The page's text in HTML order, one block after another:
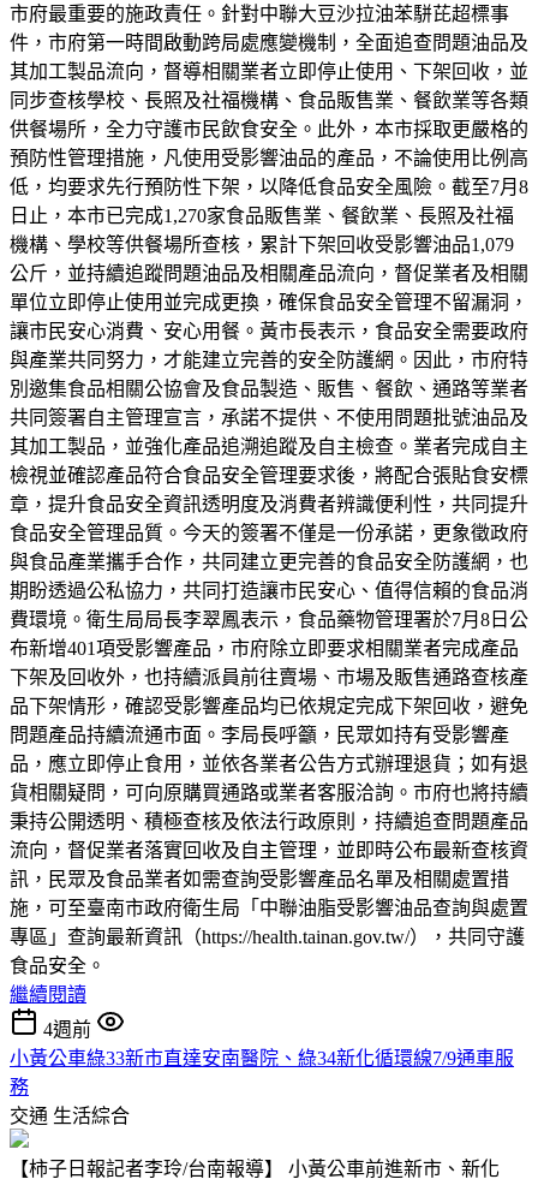
市府最重要的施政責任。針對中聯大豆沙拉油苯駢芘超標事
件，市府第一時間啟動跨局處應變機制，全面追查問題油品及
其加工製品流向，督導相關業者立即停止使用、下架回收，並
同步查核學校、長照及社福機構、食品販售業、餐飲業等各類
供餐場所，全力守護市民飲食安全。此外，本市採取更嚴格的
預防性管理措施，凡使用受影響油品的產品，不論使用比例高
低，均要求先行預防性下架，以降低食品安全風險。截至7月8
日止，本市已完成1,270家食品販售業、餐飲業、長照及社福
機構、學校等供餐場所查核，累計下架回收受影響油品1,079
公斤，並持續追蹤問題油品及相關產品流向，督促業者及相關
單位立即停止使用並完成更換，確保食品安全管理不留漏洞，
讓市民安心消費、安心用餐。黃市長表示，食品安全需要政府
與產業共同努力，才能建立完善的安全防護網。因此，市府特
別邀集食品相關公協會及食品製造、販售、餐飲、通路等業者
共同簽署自主管理宣言，承諾不提供、不使用問題批號油品及
其加工製品，並強化產品追溯追蹤及自主檢查。業者完成自主
檢視並確認產品符合食品安全管理要求後，將配合張貼食安標
章，提升食品安全資訊透明度及消費者辨識便利性，共同提升
食品安全管理品質。今天的簽署不僅是一份承諾，更象徵政府
與食品產業攜手合作，共同建立更完善的食品安全防護網，也
期盼透過公私協力，共同打造讓市民安心、值得信賴的食品消
費環境。衛生局局長李翠鳳表示，食品藥物管理署於7月8日公
布新增401項受影響產品，市府除立即要求相關業者完成產品
下架及回收外，也持續派員前往賣場、市場及販售通路查核產
品下架情形，確認受影響產品均已依規定完成下架回收，避免
問題產品持續流通市面。李局長呼籲，民眾如持有受影響產
品，應立即停止食用，並依各業者公告方式辦理退貨；如有退
貨相關疑問，可向原購買通路或業者客服洽詢。市府也將持續
秉持公開透明、積極查核及依法行政原則，持續追查問題產品
流向，督促業者落實回收及自主管理，並即時公布最新查核資
訊，民眾及食品業者如需查詢受影響產品名單及相關處置措
施，可至臺南市政府衛生局「中聯油脂受影響油品查詢與處置
專區」查詢最新資訊（https://health.tainan.gov.tw/），共同守護
食品安全。
繼續閱讀
4週前
小黃公車綠33新市直達安南醫院、綠34新化循環線7/9通車服
務
交通 生活綜合
【柿子日報記者李玲/台南報導】 小黃公車前進新市、新化